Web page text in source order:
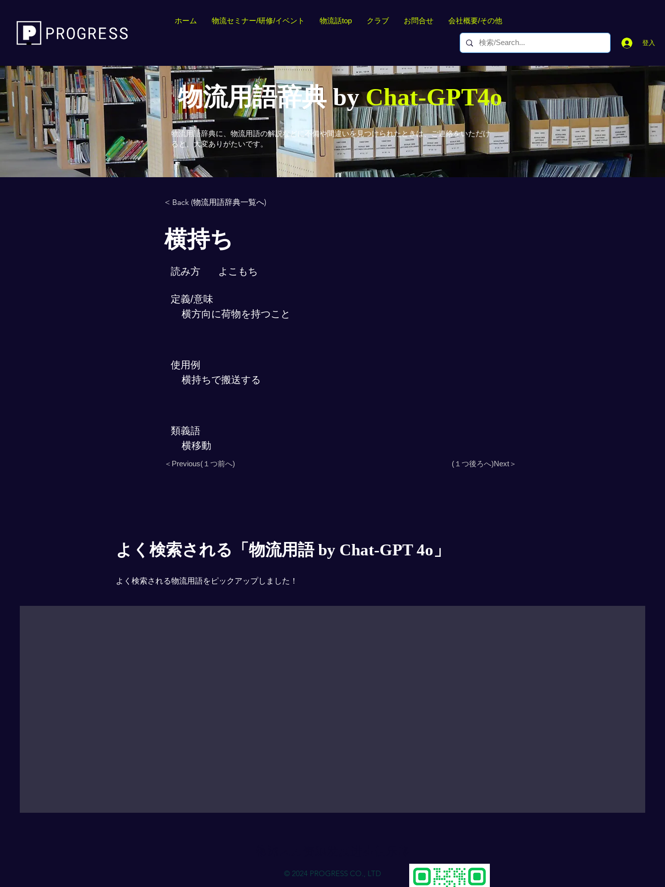
ホーム 物流セミナー/研修/イベント 物流話top クラブ お問合せ 会社概要/その他
登入
物流用語辞典 byChat-GPT4o
物流用語辞典に、物流用語の解説などに不備や間違いを見つけられたときは、ご連絡をいただけ
ると、大変ありがたいです。
< Back (物流用語辞典一覧へ)
横持ち
読み方 よこもち
定義/意味
横方向に荷物を持つこと
使用例
横持ちで搬送する
類義語
横移動
＜Previous(１つ前へ) (１つ後ろへ)Next＞
よく検索される「物流用語 by Chat-GPT 4o」
よく検索される物流用語をピックアップしました！
© 2024 PROGRESS CO., LTD